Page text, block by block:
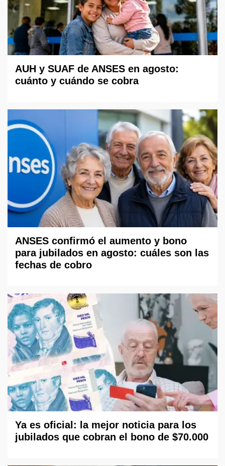
AUH y SUAF de ANSES en agosto:
cuánto y cuándo se cobra
ANSES confirmó el aumento y bono
para jubilados en agosto: cuáles son las
fechas de cobro
Ya es oficial: la mejor noticia para los
jubilados que cobran el bono de $70.000